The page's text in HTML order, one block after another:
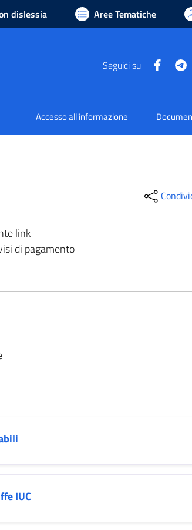
dislessia Aree Tematiche
Seguici su
Accesso all'informazione
link
di pagamento
IUC